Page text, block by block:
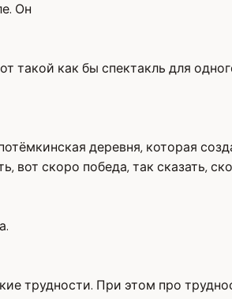
Он
такой как бы спектакль для
деревня, которая
скоро победа, так сказать,
трудности. При этом про